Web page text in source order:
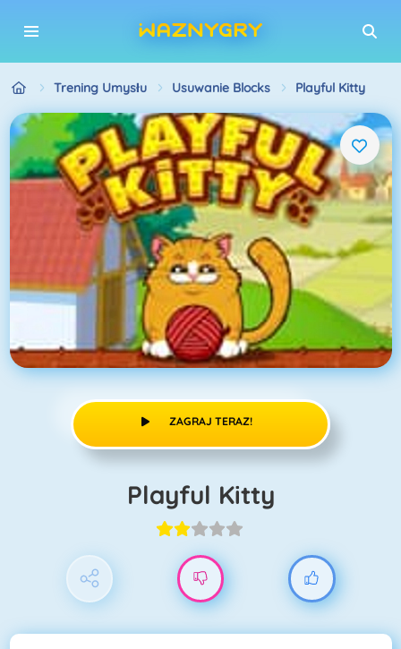
Trening Umysłu Usuwanie Blocks Playful Kitty
ZAGRAJ TERAZ!
Playful Kitty